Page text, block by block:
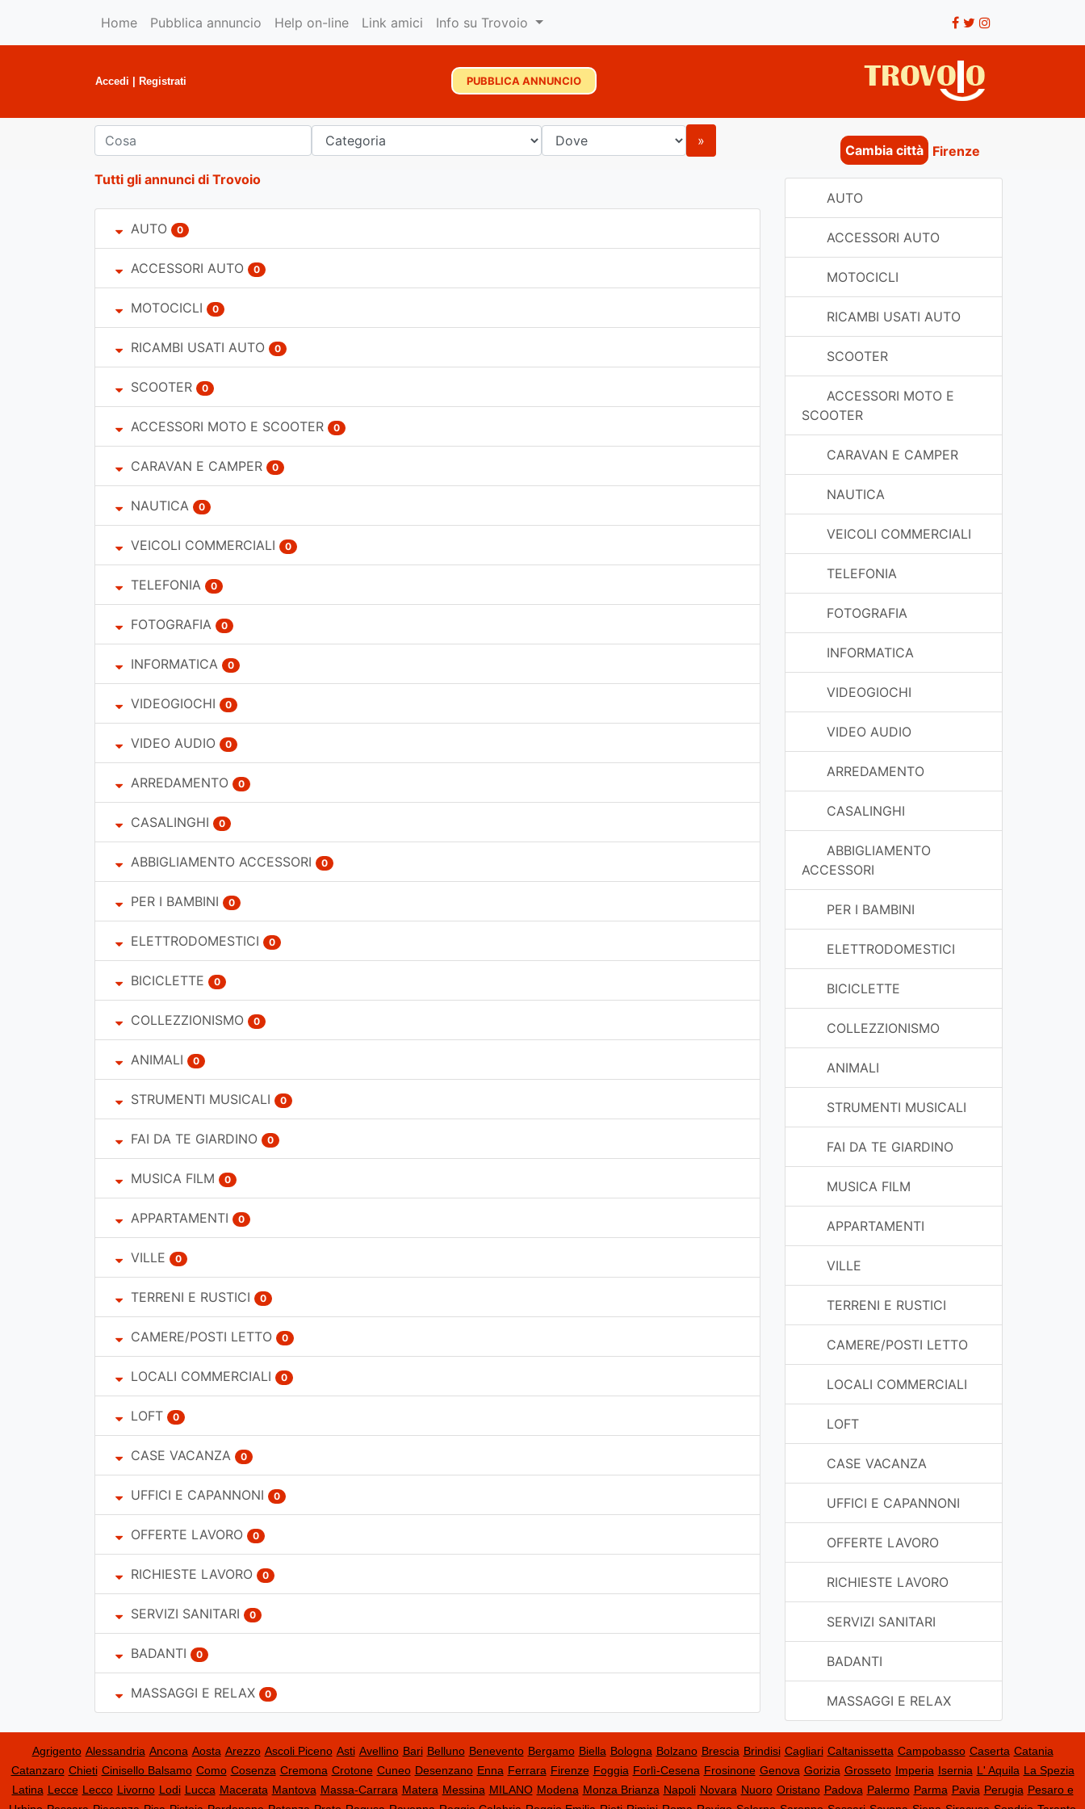
Home Pubblica annuncio Help on-line Link amici Info su Trovoio
Accedi Registrati PUBBLICA ANNUNCIO
»
Cambia città Firenze
Tutti gli annunci di Trovoio
AUTO 0
ACCESSORI AUTO 0
MOTOCICLI 0
RICAMBI USATI AUTO 0
SCOOTER 0
ACCESSORI MOTO E SCOOTER 0
CARAVAN E CAMPER 0
NAUTICA 0
VEICOLI COMMERCIALI 0
TELEFONIA 0
FOTOGRAFIA 0
INFORMATICA 0
VIDEOGIOCHI 0
VIDEO AUDIO 0
ARREDAMENTO 0
CASALINGHI 0
ABBIGLIAMENTO ACCESSORI 0
PER I BAMBINI 0
ELETTRODOMESTICI 0
BICICLETTE 0
COLLEZZIONISMO 0
ANIMALI 0
STRUMENTI MUSICALI 0
FAI DA TE GIARDINO 0
MUSICA FILM 0
APPARTAMENTI 0
VILLE 0
TERRENI E RUSTICI 0
CAMERE/POSTI LETTO 0
LOCALI COMMERCIALI 0
LOFT 0
CASE VACANZA 0
UFFICI E CAPANNONI 0
OFFERTE LAVORO 0
RICHIESTE LAVORO 0
SERVIZI SANITARI 0
BADANTI 0
MASSAGGI E RELAX 0
AUTO
ACCESSORI AUTO
MOTOCICLI
RICAMBI USATI AUTO
SCOOTER
ACCESSORI MOTO E
SCOOTER
CARAVAN E CAMPER
NAUTICA
VEICOLI COMMERCIALI
TELEFONIA
FOTOGRAFIA
INFORMATICA
VIDEOGIOCHI
VIDEO AUDIO
ARREDAMENTO
CASALINGHI
ABBIGLIAMENTO
ACCESSORI
PER I BAMBINI
ELETTRODOMESTICI
BICICLETTE
COLLEZZIONISMO
ANIMALI
STRUMENTI MUSICALI
FAI DA TE GIARDINO
MUSICA FILM
APPARTAMENTI
VILLE
TERRENI E RUSTICI
CAMERE/POSTI LETTO
LOCALI COMMERCIALI
LOFT
CASE VACANZA
UFFICI E CAPANNONI
OFFERTE LAVORO
RICHIESTE LAVORO
SERVIZI SANITARI
BADANTI
MASSAGGI E RELAX
Agrigento Alessandria Ancona Aosta Arezzo Ascoli Piceno Asti Avellino Bari Belluno Benevento Bergamo Biella Bologna Bolzano Brescia Brindisi Cagliari Caltanissetta Campobasso Caserta Catania
Catanzaro Chieti Cinisello Balsamo Como Cosenza Cremona Crotone Cuneo Desenzano Enna Ferrara Firenze Foggia Forlì-Cesena Frosinone Genova Gorizia Grosseto Imperia Isernia L' Aquila La Spezia
Latina Lecce Lecco Livorno Lodi Lucca Macerata Mantova Massa-Carrara Matera Messina MILANO Modena Monza Brianza Napoli Novara Nuoro Oristano Padova Palermo Parma Pavia Perugia Pesaro e